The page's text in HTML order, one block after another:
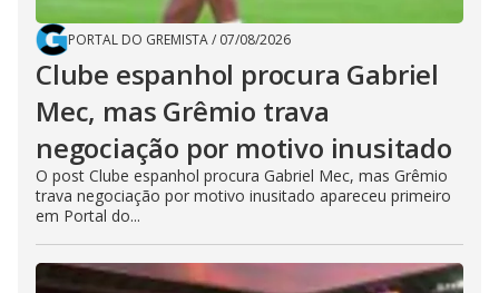
PORTAL DO GREMISTA/ 07/08/2026
Clube espanhol procura Gabriel
Mec, mas Grêmio trava
negociação por motivo inusitado
O post Clube espanhol procura Gabriel Mec, mas Grêmio
trava negociação por motivo inusitado apareceu primeiro
em Portal do...